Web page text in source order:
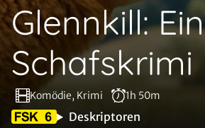
Glennkill: Ein
Schafskrimi
Komödie, Krimi 1h 50m
Deskriptoren